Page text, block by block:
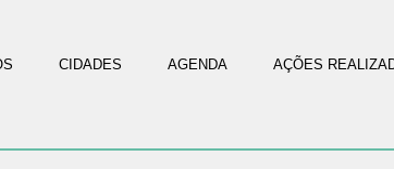
CIDADES AGENDA AÇÕES